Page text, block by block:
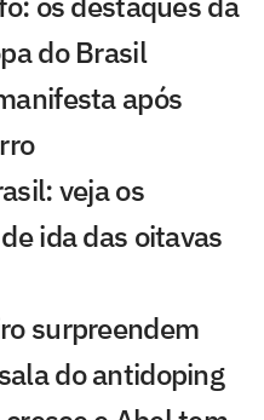
do Brasil
após
veja os
ida das oitavas
surpreendem
do antidoping